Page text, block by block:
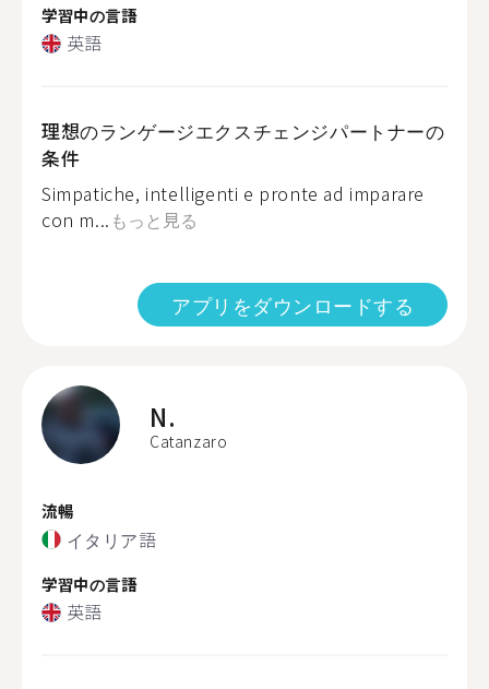
学習中の言語
英語
理想のランゲージエクスチェンジパートナーの
条件
Simpatiche, intelligenti e pronte ad imparare
con m... もっと見る
アプリをダウンロードする
N.
Catanzaro
流暢
イタリア語
学習中の言語
英語